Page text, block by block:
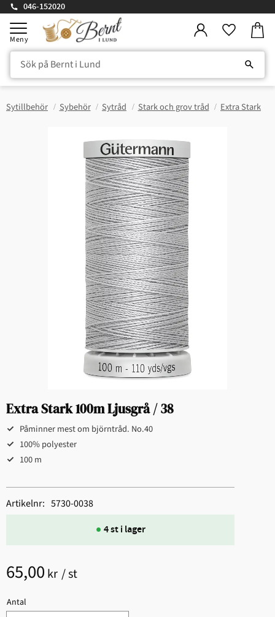
Meny
046-152020
Sytillbehör Sybehör Sytråd Stark och grov tråd Extra Stark
Extra Stark 100m Ljusgrå / 38
Påminner mest om björntråd. No.40
100% polyester
100 m
65,00 kr /st
Antal
4 st i lager
Artikelnr 5730-0038